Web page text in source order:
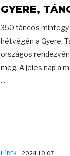
GYERE,
350 táncos
hétvégén a Gyere,
országos
meg. A jeles nap a
...
HÍREK 2024.10.07